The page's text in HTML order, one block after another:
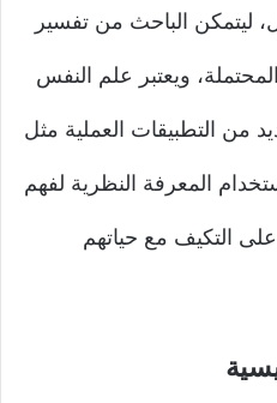
ليتمكن الباحث من تفسير
المحتملة، ويعتبر علم النفس
من التطبيقات العملية مثل
المعرفة النظرية لفهم
التكيف مع حياتهم